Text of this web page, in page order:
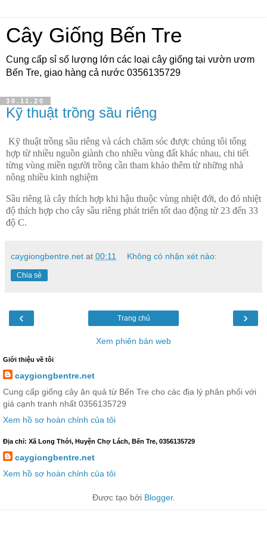
Cây Giống Bến Tre
Cung cấp sỉ số lượng lớn các loại cây giống tại vườn ươm
Bến Tre, giao hàng cả nước 0356135729
30.11.20
Kỹ thuật trồng sầu riêng
Kỹ thuật trồng sầu riêng và cách chăm sóc được chúng tôi tổng
hợp từ nhiều nguồn giành cho nhiều vùng đất khác nhau, chi tiết
từng vùng miền người trồng cần tham khảo thêm từ những nhà
nông nhiều kinh nghiệm
Sầu riêng là cây thích hợp khi hậu thuộc vùng nhiệt đới, do đó nhiệt
độ thích hợp cho cây sầu riêng phát triển tốt dao động từ 23 đến 33
độ C.
caygiongbentre.net at 00:11 Không có nhận xét nào:
Chia sẻ
‹ ›
Trang chủ
Xem phiên bản web
Giới thiệu về tôi
caygiongbentre.net
Cung cấp giống cây ăn quả từ Bến Tre cho các địa lý phân phối với
giá cạnh tranh nhất 0356135729
Xem hồ sơ hoàn chỉnh của tôi
Địa chỉ: Xã Long Thới, Huyện Chợ Lách, Bến Tre, 0356135729
caygiongbentre.net
Xem hồ sơ hoàn chỉnh của tôi
Được tạo bởi Blogger.